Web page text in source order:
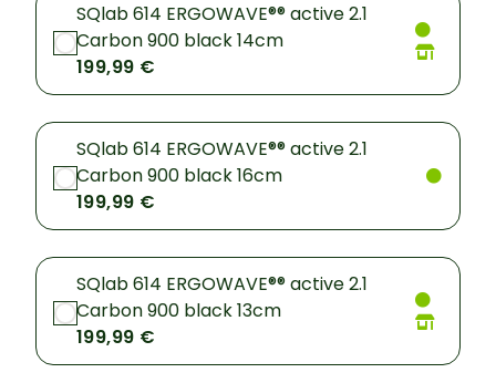
SQlab 614 ERGOWAVE®® active 2.1
Carbon 900 black 14cm
199,99 €
SQlab 614 ERGOWAVE®® active 2.1
Carbon 900 black 16cm
199,99 €
SQlab 614 ERGOWAVE®® active 2.1
Carbon 900 black 13cm
199,99 €